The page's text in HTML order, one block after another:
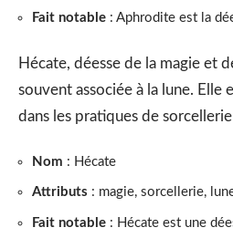
Fait notable : Aphrodite est la
Hécate, déesse de la magie et
souvent associée à la lune. Elle
dans les pratiques de
Nom : Hécate
Attributs : magie, sorcellerie,
Fait notable : Hécate est une